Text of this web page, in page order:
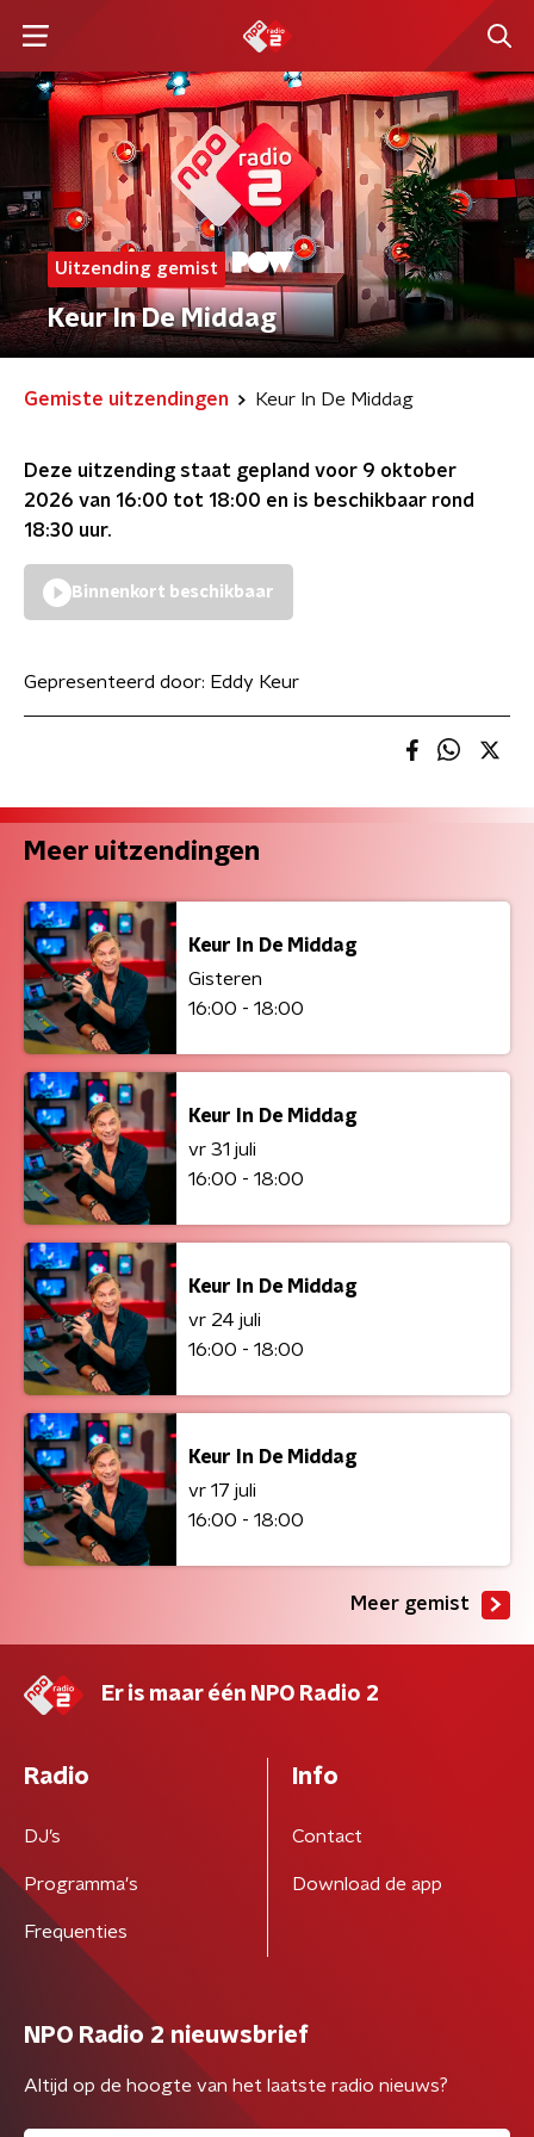
Uitzending gemist
Keur In De Middag
Gemiste uitzendingen Keur In De Middag
Deze uitzending staat gepland voor 9 oktober
2026 van 16:00 tot 18:00 en is beschikbaar rond
18:30 uur.
Binnenkort beschikbaar
Gepresenteerd door: Eddy Keur
Meer uitzendingen
Keur In De Middag
Gisteren
16:00 - 18:00
Keur In De Middag
vr 31 juli
16:00 - 18:00
Keur In De Middag
vr 24 juli
16:00 - 18:00
Keur In De Middag
vr 17 juli
16:00 - 18:00
Meer gemist
Er is maar één NPO Radio 2
Radio
DJ’s
Programma's
Frequenties
Info
Contact
Download de app
NPO Radio 2 nieuwsbrief
Altijd op de hoogte van het laatste radio nieuws?